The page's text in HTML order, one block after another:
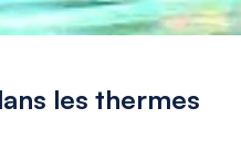
les thermes